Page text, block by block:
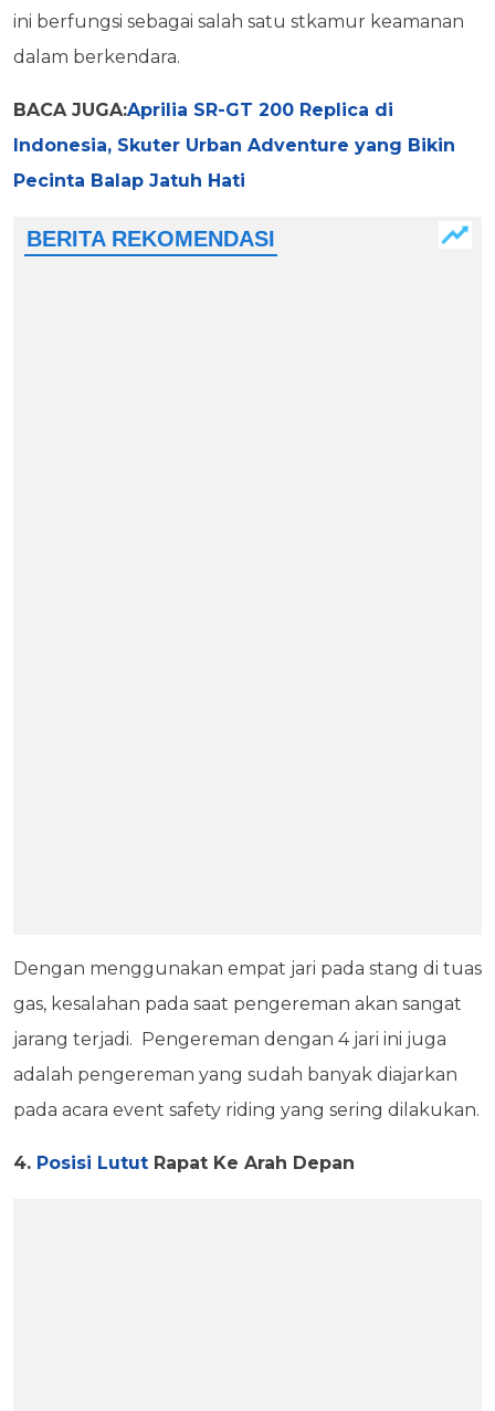
ini berfungsi sebagai salah satu stkamur keamanan
dalam berkendara.
BACA JUGA:Aprilia SR-GT 200 Replica di
Indonesia, Skuter Urban Adventure yang Bikin
Pecinta Balap Jatuh Hati
Dengan menggunakan empat jari pada stang di tuas
gas, kesalahan pada saat pengereman akan sangat
jarang terjadi. Pengereman dengan 4 jari ini juga
adalah pengereman yang sudah banyak diajarkan
pada acara event safety riding yang sering dilakukan.
4. Posisi Lutut Rapat Ke Arah Depan